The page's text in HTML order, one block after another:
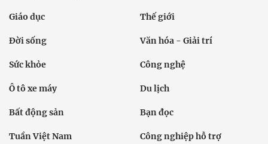
Giáo dục Thế giới
Đời sống Văn hóa - Giải trí
Sức khỏe Công nghệ
Ô tô xe máy Du lịch
Bất động sản Bạn đọc
Tuần Việt Nam Công nghiệp hỗ trợ